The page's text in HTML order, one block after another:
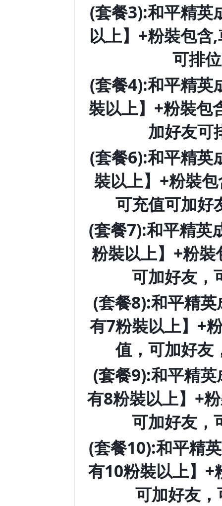
(套餐3):和平精英
以上】+粉裝包含
可排
(套餐4):和平精英
裝以上】+粉裝包
加好友可
(套餐6):和平精英
裝以上】+粉裝
可充值可加好
(套餐7):和平精英
粉裝以上】+粉
可加好友，
(套餐8):和平精
有7粉裝以上】+
值，可加好友
(套餐9):和平精
有8粉裝以上】+
可加好友，
(套餐10):和平精
有10粉裝以上】+
可加好友